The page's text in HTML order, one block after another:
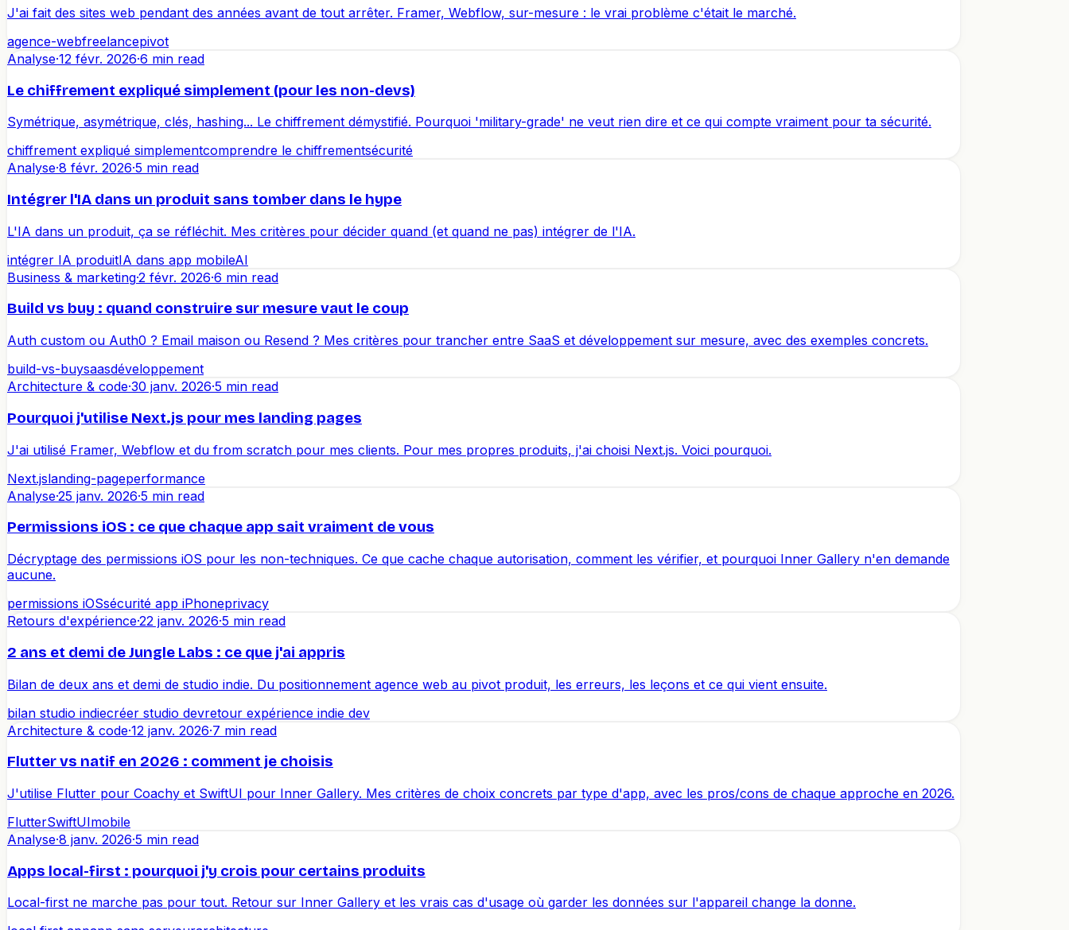
J'ai fait des sites web pendant des années avant de tout arrêter. Framer, Webflow, sur-mesure : le vrai problème c'était le marché.
agence-webfreelancepivot
Analyse·12 févr. 2026·6 min read
Le chiffrement expliqué simplement (pour les non-devs)
Symétrique, asymétrique, clés, hashing... Le chiffrement démystifié. Pourquoi 'military-grade' ne veut rien dire et ce qui compte vraiment pour ta sécurité.
chiffrement expliqué simplementcomprendre le chiffrementsécurité
Analyse·8 févr. 2026·5 min read
Intégrer l'IA dans un produit sans tomber dans le hype
L'IA dans un produit, ça se réfléchit. Mes critères pour décider quand (et quand ne pas) intégrer de l'IA.
intégrer IA produitIA dans app mobileAI
Business & marketing·2 févr. 2026·6 min read
Build vs buy : quand construire sur mesure vaut le coup
Auth custom ou Auth0 ? Email maison ou Resend ? Mes critères pour trancher entre SaaS et développement sur mesure, avec des exemples concrets.
build-vs-buysaasdéveloppement
Architecture & code·30 janv. 2026·5 min read
Pourquoi j'utilise Next.js pour mes landing pages
J'ai utilisé Framer, Webflow et du from scratch pour mes clients. Pour mes propres produits, j'ai choisi Next.js. Voici pourquoi.
Next.jslanding-pageperformance
Analyse·25 janv. 2026·5 min read
Permissions iOS : ce que chaque app sait vraiment de vous
Décryptage des permissions iOS pour les non-techniques. Ce que cache chaque autorisation, comment les vérifier, et pourquoi Inner Gallery n'en demande
aucune.
permissions iOSsécurité app iPhoneprivacy
Retours d'expérience·22 janv. 2026·5 min read
2 ans et demi de Jungle Labs : ce que j'ai appris
Bilan de deux ans et demi de studio indie. Du positionnement agence web au pivot produit, les erreurs, les leçons et ce qui vient ensuite.
bilan studio indiecréer studio devretour expérience indie dev
Architecture & code·12 janv. 2026·7 min read
Flutter vs natif en 2026 : comment je choisis
J'utilise Flutter pour Coachy et SwiftUI pour Inner Gallery. Mes critères de choix concrets par type d'app, avec les pros/cons de chaque approche en 2026.
FlutterSwiftUImobile
Analyse·8 janv. 2026·5 min read
Apps local-first : pourquoi j'y crois pour certains produits
Local-first ne marche pas pour tout. Retour sur Inner Gallery et les vrais cas d'usage où garder les données sur l'appareil change la donne.